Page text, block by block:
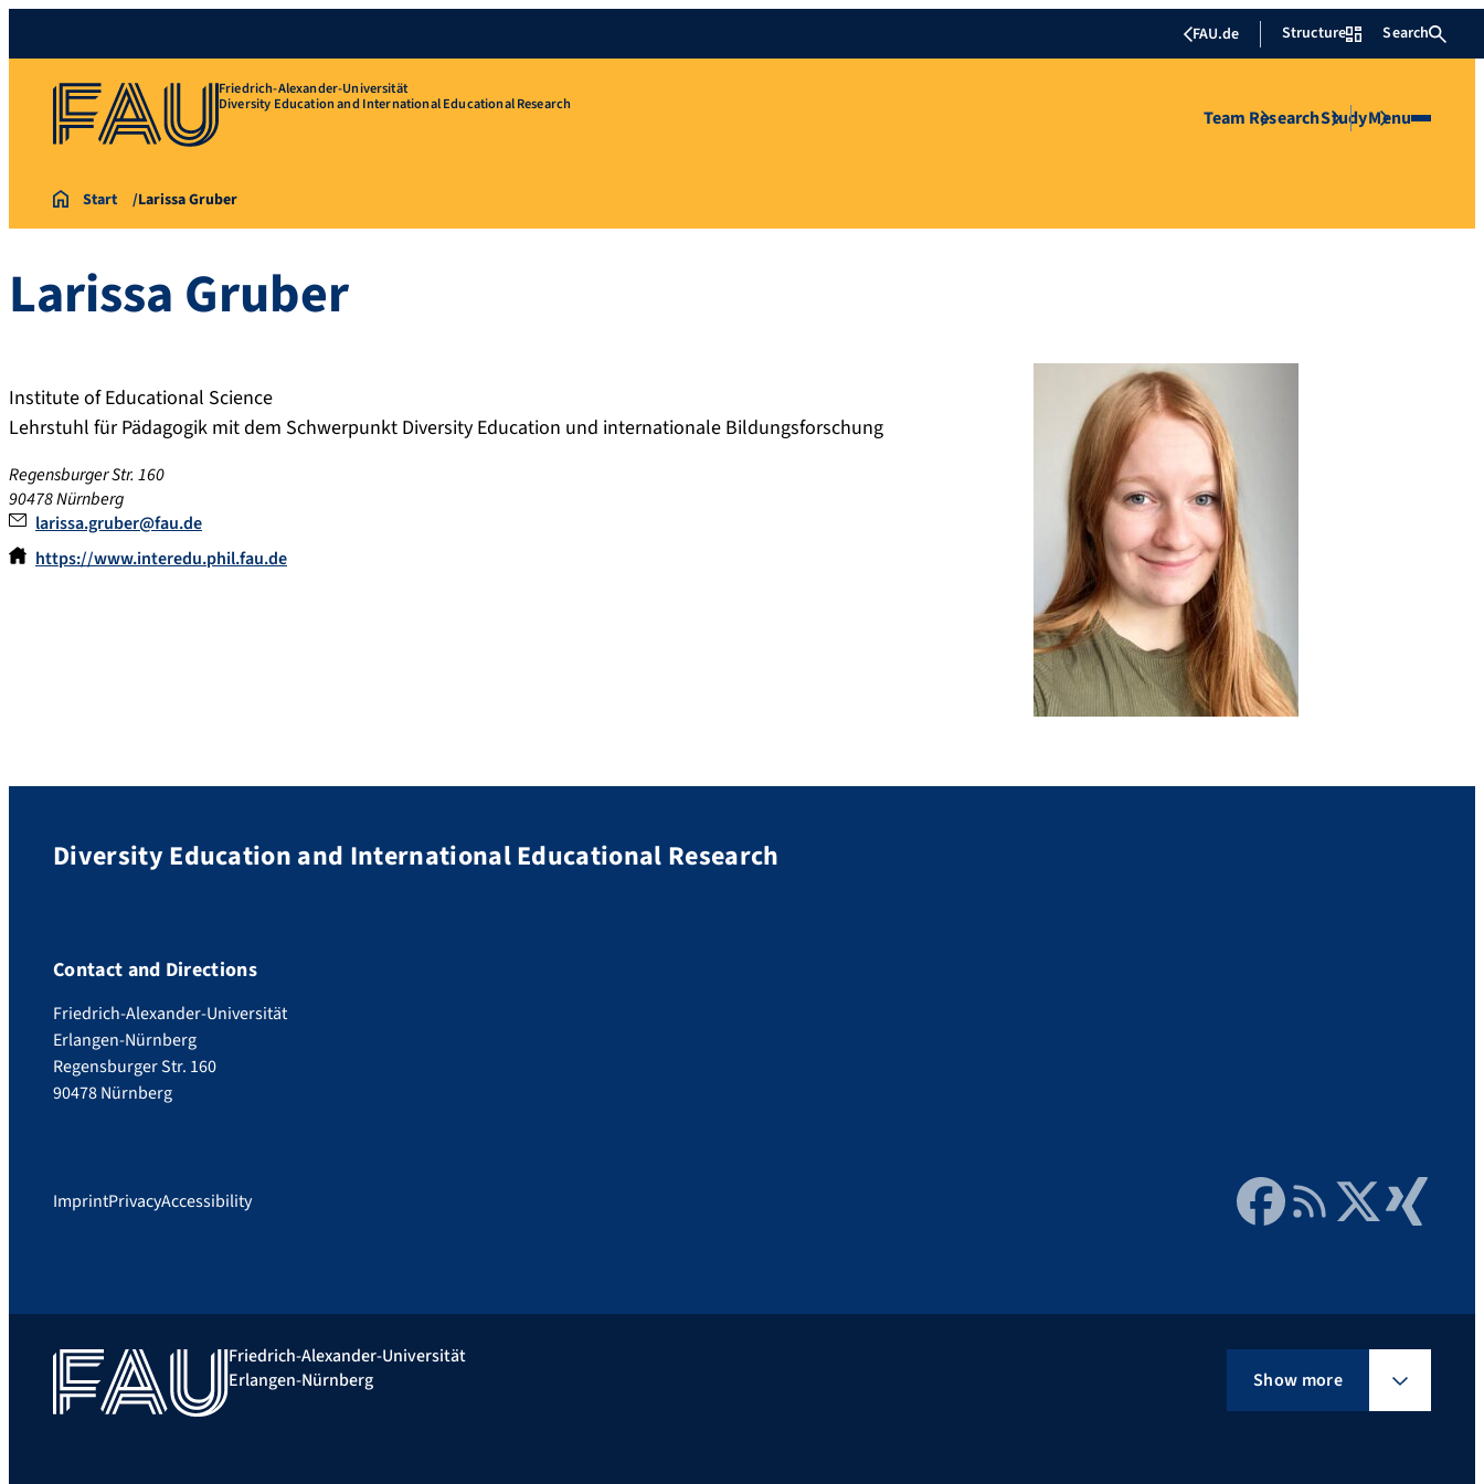
FAU.de Structure Search
Friedrich-Alexander-Universität
Diversity Education and International Educational Research
Team ResearchStudyMenu
Start Larissa Gruber
Larissa Gruber
Institute of Educational Science
Lehrstuhl für Pädagogik mit dem Schwerpunkt Diversity Education und internationale Bildungsforschung
Regensburger Str. 160
90478 Nürnberg
larissa.gruber@fau.de
https://www.interedu.phil.fau.de
Diversity Education and International Educational Research
Contact and Directions
Friedrich-Alexander-Universität
Erlangen-Nürnberg
Regensburger Str. 160
90478 Nürnberg
ImprintPrivacyAccessibility FacebookRSS FeedTwitter Xing
Friedrich-Alexander-Universität
Erlangen-Nürnberg
Show more